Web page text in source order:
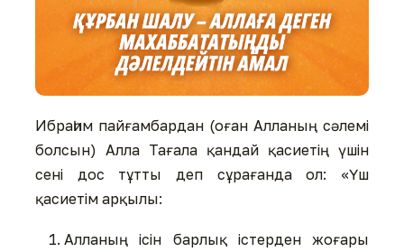
Ибраһим пайғамбардан (оған Алланың сәлемі
болсын) Алла Тағала қандай қасиетің үшін
сені дос тұтты деп сұрағанда ол: «Үш
қасиетім арқылы:
Алланың ісін барлық істерден жоғары